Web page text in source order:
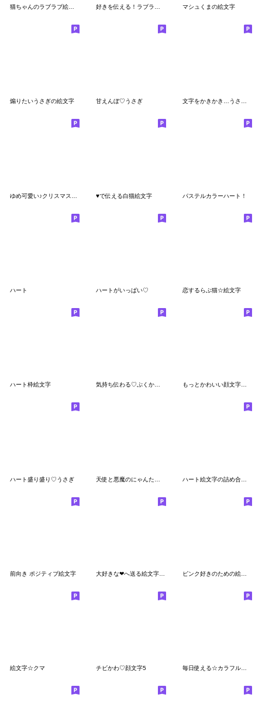
マシュくまの絵文字
煽りたいうさぎの絵文字 甘えんぼ♡うさぎ 文字をかきかき…うさぎのうーたん絵文字３
♥で伝える白猫絵文字 パステルカラーハート！
ハート ハートがいっぱい♡ 恋するらぶ猫☆絵文字
ハート枠絵文字 気持ち伝わる♡ぷくかわねこちゃん もっとかわいい顔文字２ イチャイチャ編
ハート盛り盛り♡うさぎ ハート絵文字の詰め合わせ
前向き ポジティブ絵文字 ピンク好きのための絵文字(記念日編)
絵文字☆クマ チビかわ♡顔文字5 毎日使える☆カラフル絵文字(3)